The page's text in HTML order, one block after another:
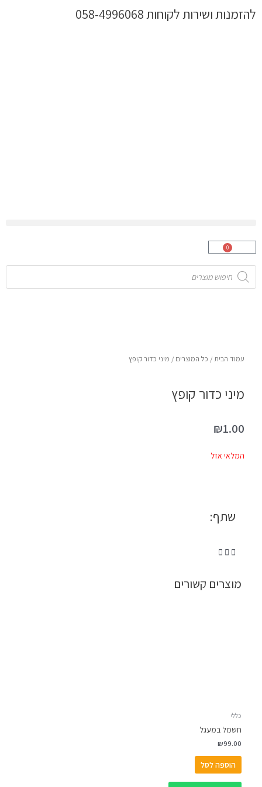
לתוכןלהזמנות ושירות לקוחות 058-4996068
0
עגלת
Products
search
עמוד הבית / כל המוצרים / מיני כדור קופץ
מיני כדור קופץ
₪1.00
המלאי אזל
שתף:
מוצרים קשורים
כללי
חשמל במעגל
₪99.00
הוספה לסל